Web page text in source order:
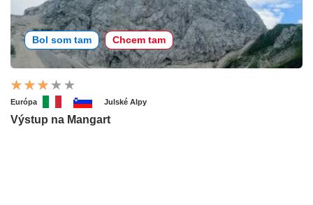
Bol som tam Chcem tam
Európa Julské Alpy
Výstup na Mangart